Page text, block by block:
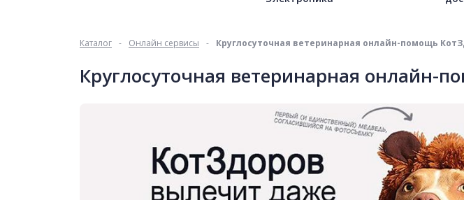
Каталог - Онлайн сервисы - Круглосуточная ветеринарная онлайн-помощь
Круглосуточная ветеринарная онлайн-